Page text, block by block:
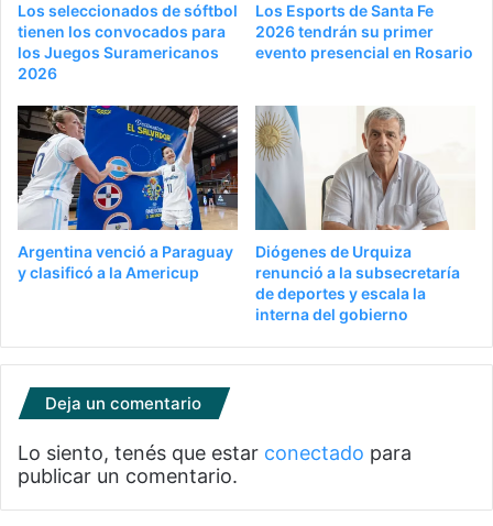
Los seleccionados de sóftbol
tienen los convocados para
los Juegos Suramericanos
2026
Los Esports de Santa Fe
2026 tendrán su primer
evento presencial en Rosario
Argentina venció a Paraguay
y clasificó a la Americup
Diógenes de Urquiza
renunció a la subsecretaría
de deportes y escala la
interna del gobierno
Deja un comentario
Lo siento, tenés que estar conectado para
publicar un comentario.